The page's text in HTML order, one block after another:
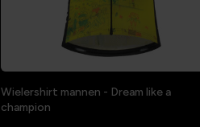
Wielershirt mannen - Dream like a
champion